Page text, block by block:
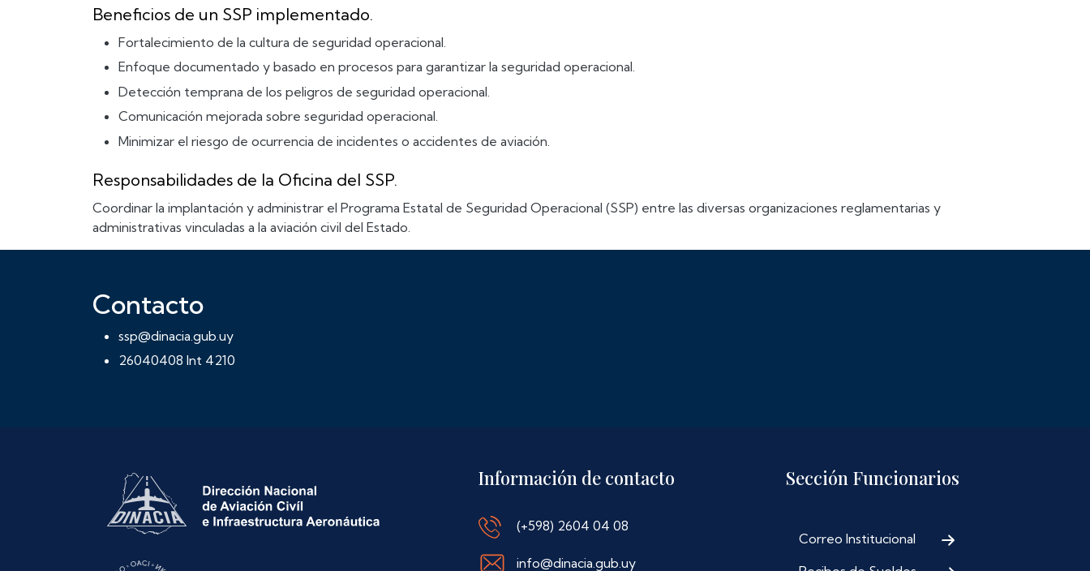
Beneficios de un SSP implementado.
Fortalecimiento de la cultura de seguridad operacional.
Enfoque documentado y basado en procesos para garantizar la seguridad operacional.
Detección temprana de los peligros de seguridad operacional.
Comunicación mejorada sobre seguridad operacional.
Minimizar el riesgo de ocurrencia de incidentes o accidentes de aviación.
Responsabilidades de la Oficina del SSP.
Coordinar la implantación y administrar el Programa Estatal de Seguridad Operacional (SSP) entre las diversas organizaciones reglamentarias y
administrativas vinculadas a la aviación civil del Estado.
Contacto
ssp@dinacia.gub.uy
26040408 Int 4210
Información de contacto
(+598) 2604 04 08
info@dinacia.gub.uy
Sección Funcionarios
Correo Institucional